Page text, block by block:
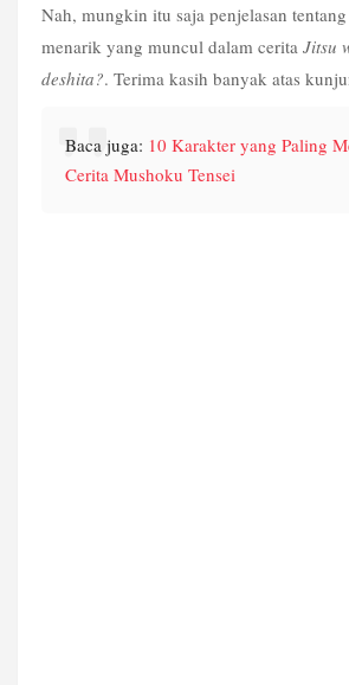
Nah, mungkin itu saja penjelasan
menarik yang muncul dalam cerita Jitsu
deshita?. Terima kasih banyak atas
Baca juga: 10 Karakter yang Paling
Cerita Mushoku Tensei